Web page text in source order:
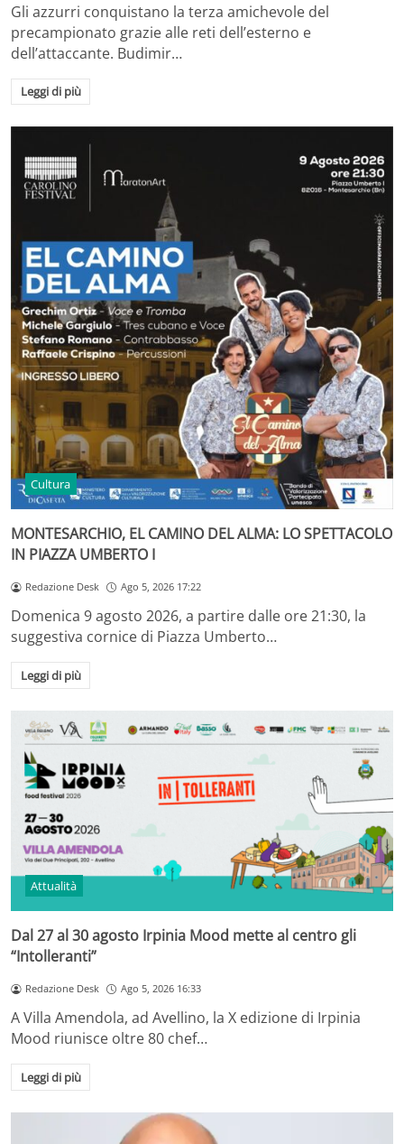
Gli azzurri conquistano la terza amichevole del
precampionato grazie alle reti dell’esterno e
dell’attaccante. Budimir…
Leggi di più
Cultura
MONTESARCHIO, EL CAMINO DEL ALMA: LO SPETTACOLO
IN PIAZZA UMBERTO I
Redazione Desk Ago 5, 2026 17:22
Domenica 9 agosto 2026, a partire dalle ore 21:30, la
suggestiva cornice di Piazza Umberto…
Leggi di più
Attualità
Dal 27 al 30 agosto Irpinia Mood mette al centro gli
“Intolleranti”
Redazione Desk Ago 5, 2026 16:33
A Villa Amendola, ad Avellino, la X edizione di Irpinia
Mood riunisce oltre 80 chef…
Leggi di più